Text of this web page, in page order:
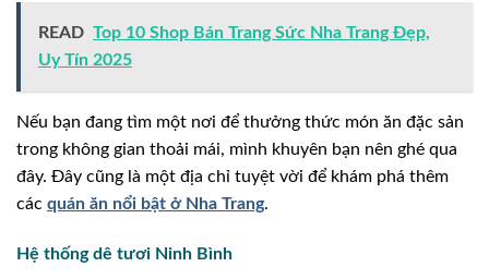
READ Top 10 Shop Bán Trang Sức Nha Trang Đẹp,
Uy Tín 2025
Nếu bạn đang tìm một nơi để thưởng thức món ăn đặc sản
trong không gian thoải mái, mình khuyên bạn nên ghé qua
đây. Đây cũng là một địa chỉ tuyệt vời để khám phá thêm
các quán ăn nổi bật ở Nha Trang.
Hệ thống dê tươi Ninh Bình